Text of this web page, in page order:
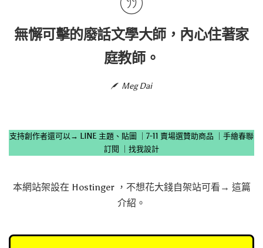
無懈可擊的廢話文學大師，內心住著家
庭教師。
Meg Dai
支持創作者還可以→ LINE 主題、貼圖 7-11 賣場選贊助商品
手繪春聯
訂閱
找我設計
本網站架設在 Hostinger，不想花大錢自架站可看→ 這篇
介紹 。